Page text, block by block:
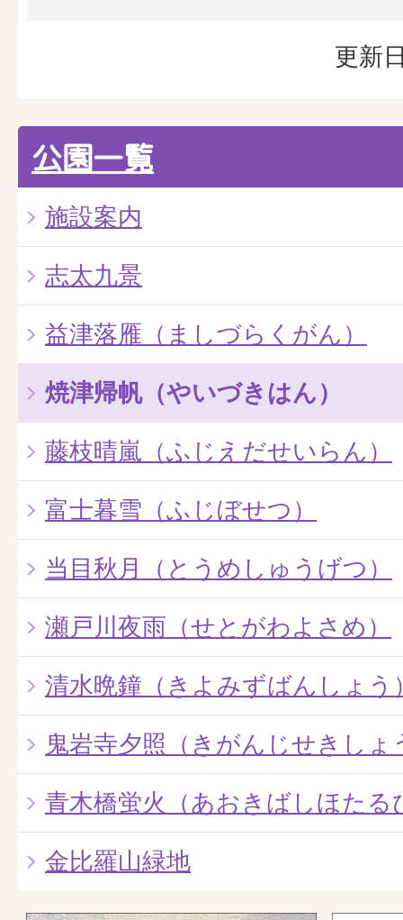
更新
公園一覧
施設案内
志太九景
益津落雁（ましづらくがん）
焼津帰帆（やいづきはん）
藤枝晴嵐（ふじえだせいらん）
富士暮雪（ふじぼせつ）
当目秋月（とうめしゅうげつ）
瀬戸川夜雨（せとがわよさめ）
清水晩鐘（きよみずばんしょう
鬼岩寺夕照（きがんじせきしょ
青木橋蛍火（あおきばしほたる
金比羅山緑地